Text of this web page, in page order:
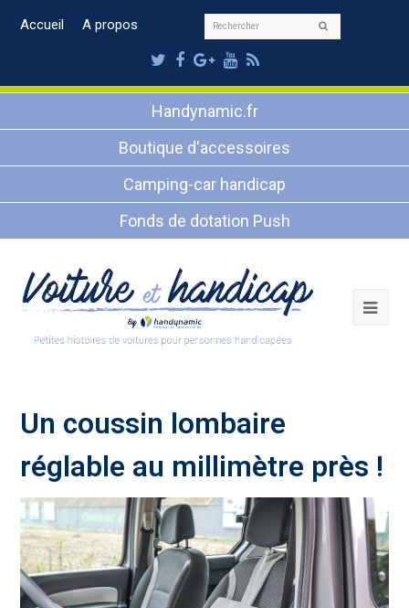
Accueil A propos Rechercher
Twitter
Facebook
Google
Plus
Youtube
RSS
Handynamic.fr
Boutique d'accessoires
Camping-car handicap
Fonds de dotation Push
Un coussin lombaire
réglable au millimètre près !